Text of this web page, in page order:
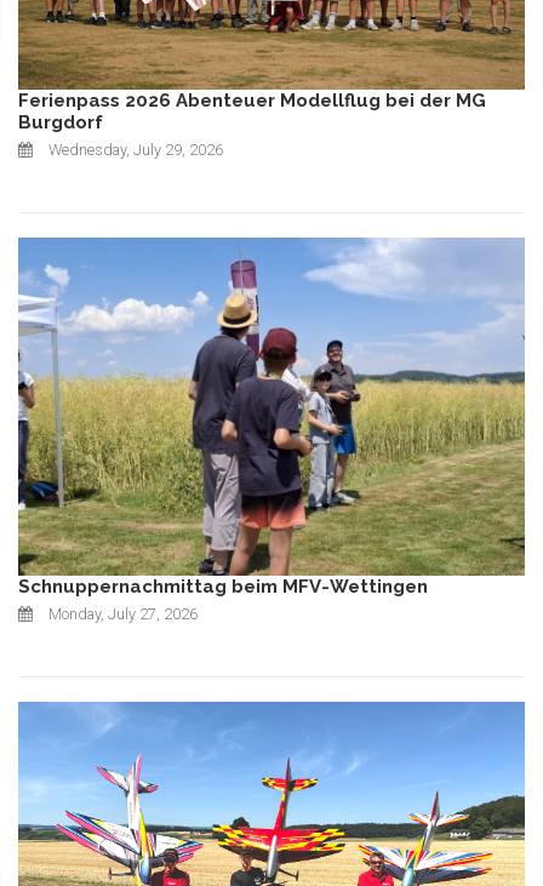
Ferienpass 2026 Abenteuer Modellflug bei der MG
Burgdorf
Wednesday, July 29, 2026
Schnuppernachmittag beim MFV-Wettingen
Monday, July 27, 2026